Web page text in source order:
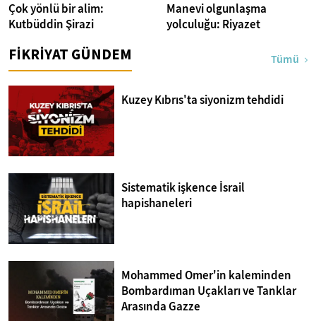
Çok yönlü bir alim:
Kutbüddin Şirazi
Manevi olgunlaşma
yolculuğu: Riyazet
FİKRİYAT GÜNDEM Tümü
Kuzey Kıbrıs'ta siyonizm tehdidi
Sistematik işkence İsrail
hapishaneleri
Mohammed Omer'in kaleminden
Bombardıman Uçakları ve Tanklar
Arasında Gazze